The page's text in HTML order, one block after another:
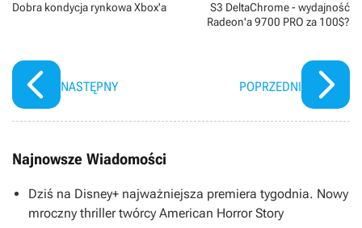
Dobra kondycja rynkowa Xbox'a
NASTĘPNY
S3 DeltaChrome - wydajność
Radeon'a 9700 PRO za 100$?
POPRZEDNI
Najnowsze Wiadomości
Dziś na Disney+ najważniejsza premiera tygodnia. Nowy
mroczny thriller twórcy American Horror Story